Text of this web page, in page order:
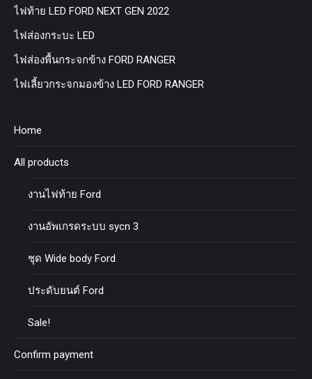
ไฟท้าย LED FORD NEXT GEN 2022
ไฟส่องกระบะ LED
ไฟส่องพื้นกระจกข้าง FORD RANGER
ไฟเลี้ยวกระจกมองข้าง LED FORD RANGER
Home
All products
งานไฟท้าย Ford
งานอัพเกรดระบบ sycn 3
ชุด Wide body Ford
ประดับยนต์ Ford
Sale!
Confirm payment